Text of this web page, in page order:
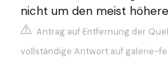
nicht um den meist
Antrag auf Entfernung der
vollständige Antwort auf galerie-